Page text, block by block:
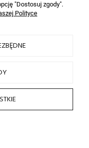
"Dostosuj zgody".
Polityce